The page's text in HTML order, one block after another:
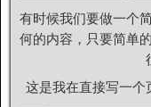
有时候我们要做一个
何的内容，只要简单
这是我在直接写一个